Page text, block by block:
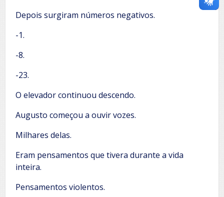
Depois surgiram números negativos.
-1.
-8.
-23.
O elevador continuou descendo.
Augusto começou a ouvir vozes.
Milhares delas.
Eram pensamentos que tivera durante a vida
inteira.
Pensamentos violentos.